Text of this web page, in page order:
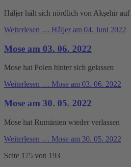
Håljer hält sich nördlich von Akşehir auf
Weiterlesen … Håljer am 04. Juni 2022
Mose am 03. 06. 2022
Mose hat Polen hinter sich gelassen
Weiterlesen … Mose am 03. 06. 2022
Mose am 30. 05. 2022
Mose hat Rumänien wieder verlassen
Weiterlesen … Mose am 30. 05. 2022
Seite 175 von 193